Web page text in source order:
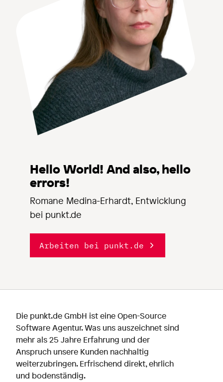
Hello World! And also, hello
errors!
Romane Medina-Erhardt, Entwicklung
bei punkt.de
Arbeiten bei punkt.de
Die punkt.de GmbH ist eine Open-Source
Software Agentur. Was uns auszeichnet sind
mehr als 25 Jahre Erfahrung und der
Anspruch unsere Kunden nachhaltig
weiterzubringen. Erfrischend direkt, ehrlich
und bodenständig.